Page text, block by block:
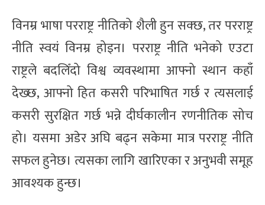
विनम्र भाषा परराष्ट्र नीतिको शैली हुन सक्छ, तर परराष्ट्र
नीति स्वयं विनम्र होइन। परराष्ट्र नीति भनेको एउटा
राष्ट्रले बदलिँदो विश्व व्यवस्थामा आफ्नो स्थान कहाँ
देख्छ, आफ्नो हित कसरी परिभाषित गर्छ र त्यसलाई
कसरी सुरक्षित गर्छ भन्ने दीर्घकालीन रणनीतिक सोच
हो। यसमा अडेर अघि बढ्न सकेमा मात्र परराष्ट्र नीति
सफल हुनेछ। त्यसका लागि खारिएका र अनुभवी समूह
आवश्यक हुन्छ।